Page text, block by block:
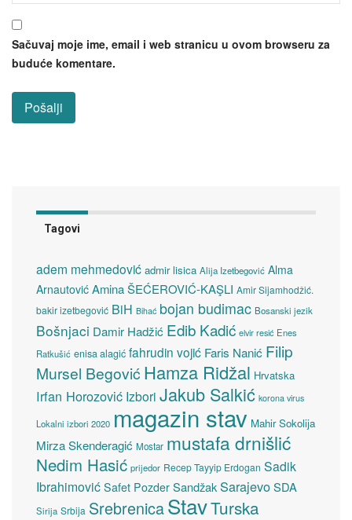
Sačuvaj moje ime, email i web stranicu u ovom browseru za
buduće komentare.
Tagovi
adem mehmedović admir lisica Alija Izetbegović Alma
Arnautović Amina ŠEĆEROVIĆ-KAŞLI Amir Sijamhodžić.
bakir izetbegović BiH Bihać bojan budimac Bosanski jezik
Bošnjaci Damir Hadžić Edib Kadić elvir resić Enes
Ratkušić enisa alagić fahrudin vojić Faris Nanić Filip
Mursel Begović Hamza Ridžal Hrvatska
Irfan Horozović Izbori Jakub Salkić korona virus
Lokalni izbori 2020 magazin stav Mahir Sokolija
Mirza Skenderagić Mostar mustafa drnišlić
Nedim Hasić prijedor Recep Tayyip Erdogan Sadik
Ibrahimović Safet Pozder SandžakSarajevoSDA
Sirija Srbija SrebrenicaStavTurska